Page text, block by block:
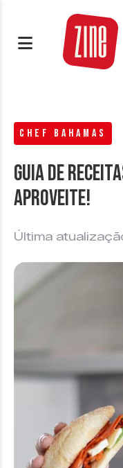
CHEF BAHAMAS
Guia de
aproveite!
Última